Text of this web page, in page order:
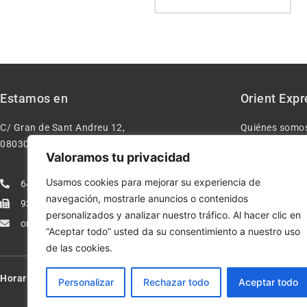
Valoramos tu privacidad
Usamos cookies para mejorar su experiencia de
navegación, mostrarle anuncios o contenidos
personalizados y analizar nuestro tráfico. Al hacer clic en
“Aceptar todo” usted da su consentimiento a nuestro uso
de las cookies.
Personalizar Rechazar todo Aceptar todo
Estamos en
C/ Gran de Sant Andreu 12,
08030 – Barcelona España
640277962
933113005
orientexpressmodelismo@gmail.com
Orient
Quiénes
Condiciones
Política de
Política de
Horario: Lun-Vie de 10:00-13:30 y 17:00-20:00 – Sáb de 10:00-13:30